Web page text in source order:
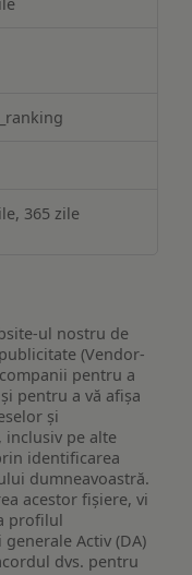
365 zile
ul nostru de
(Vendor-
pentru a
pentru a vă afișa
și
pe alte
identificarea
dumneavoastră.
acestor fișiere, vi
profilul
Activ (DA)
dvs. pentru